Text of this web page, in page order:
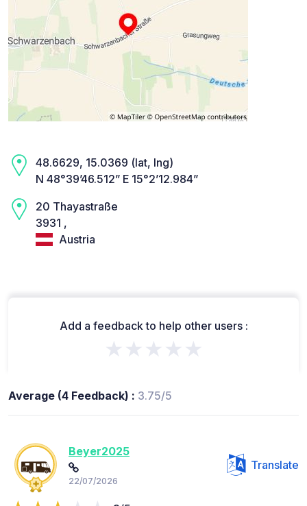
48.6629, 15.0369 (lat, lng)
N 48°39’46.512” E 15°2’12.984”
20 Thayastraße
3931 ,
Austria
Add a feedback to help other users :
★★★★★
Average (4 Feedback) : 3.75/5
Beyer2025
22/07/2026
Translate